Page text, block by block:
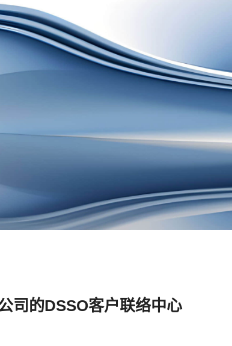
司的DSSO客户联络中心